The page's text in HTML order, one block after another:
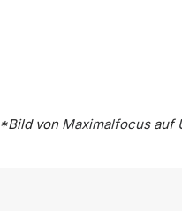
*Bild von Maximalfocusauf